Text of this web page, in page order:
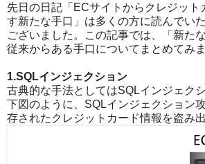
先日の日記「ECサイトからクレジット
す新たな手口」は多くの方に読んでい
ございました。この記事では、「新た
従来からある手口についてまとめてみま
1.SQLインジェクション
古典的な手法としてはSQLインジェク
下図のように、SQLインジェクション
存されたクレジットカード情報を盗み出